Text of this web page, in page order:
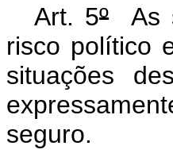
Art. 5º
As
risco político
situações